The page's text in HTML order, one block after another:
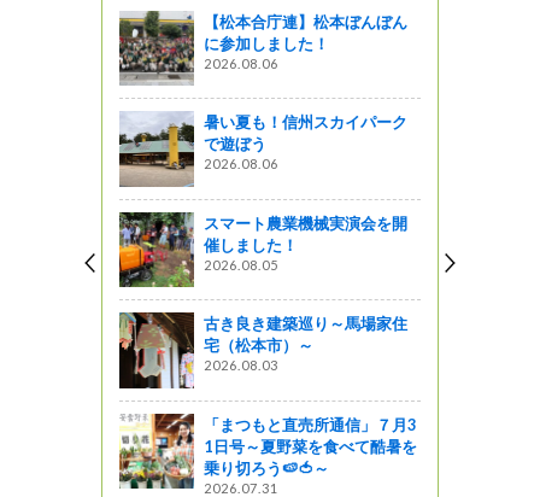
【松本合庁連】松本ぼんぼん
に参加しました！
2026.08.06
暑い夏も！信州スカイパーク
で遊ぼう
2026.08.06
スマート農業機械実演会を開
催しました！
2026.08.05
古き良き建築巡り～馬場家住
宅（松本市）～
2026.08.03
「まつもと直売所通信」７月3
1日号～夏野菜を食べて酷暑を
乗り切ろう🍉🍅～
2026.07.31